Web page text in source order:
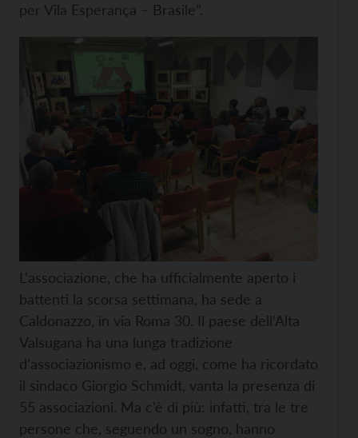
per Vila Esperança – Brasile”.
L’associazione, che ha ufficialmente aperto i
battenti la scorsa settimana, ha sede a
Caldonazzo, in via Roma 30. Il paese dell’Alta
Valsugana ha una lunga tradizione
d’associazionismo e, ad oggi, come ha ricordato
il sindaco Giorgio Schmidt, vanta la presenza di
55 associazioni. Ma c’è di più: infatti, tra le tre
persone che, seguendo un sogno, hanno